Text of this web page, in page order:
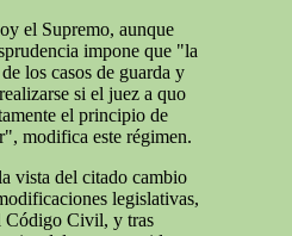
el Supremo, aunque
impone que "la
los casos de guarda y
si el juez a quo
el principio de
modifica este régimen.
vista del citado cambio
legislativas,
Código Civil, y tras